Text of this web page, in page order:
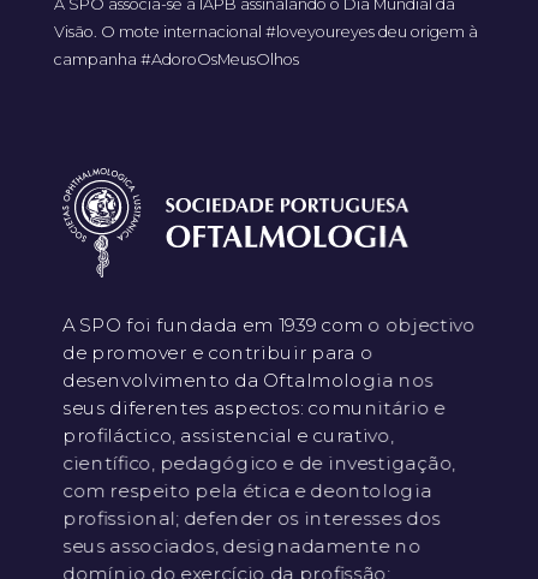
A SPO associa-se à IAPB assinalando o Dia Mundial da
Visão. O mote internacional #loveyoureyes deu origem à
campanha #AdoroOsMeusOlhos
A SPO foi fundada em 1939 com o objectivo
de promover e contribuir para o
desenvolvimento da Oftalmologia nos
seus diferentes aspectos: comunitário e
profiláctico, assistencial e curativo,
científico, pedagógico e de investigação,
com respeito pela ética e deontologia
profissional; defender os interesses dos
seus associados, designadamente no
domínio do exercício da profissão;